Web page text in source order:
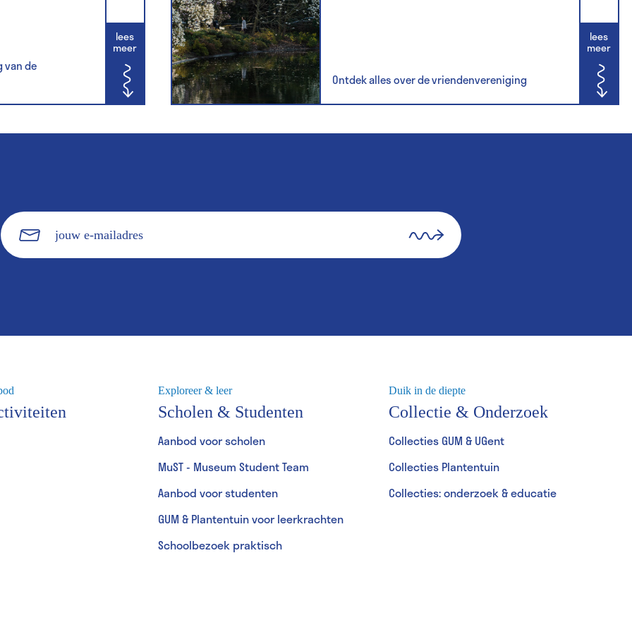
van de
lees
meer
Ontdek alles over de vriendenvereniging
lees
meer
jouw
e-
mailadres
subscribe.submit
Exploreer & leer
Scholen & Studenten
Aanbod voor scholen
MuST - Museum Student Team
Aanbod voor studenten
GUM & Plantentuin voor leerkrachten
Schoolbezoek praktisch
Duik in de diepte
Collectie & Onderzoek
Collecties GUM & UGent
Collecties Plantentuin
Collecties: onderzoek & educatie